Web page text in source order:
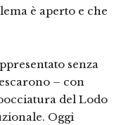
è aperto e che
senza
– con
del Lodo
Oggi